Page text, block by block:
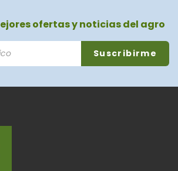
ofertas y noticias del agro